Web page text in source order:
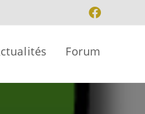
Forum